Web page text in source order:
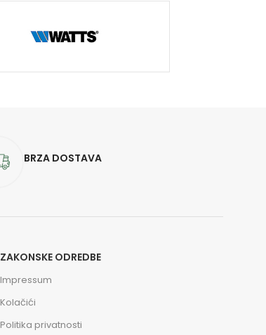
BRZA DOSTAVA
ZAKONSKE ODREDBE
Impressum
Kolačići
Politika privatnosti